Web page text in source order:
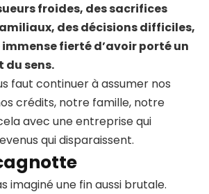
froides, des sacrifices
des décisions difficiles,
fierté d’avoir porté un
sens.
faut continuer à assumer nos
crédits, notre famille, notre
avec une entreprise qui
qui disparaissent.
imaginé une fin aussi brutale.